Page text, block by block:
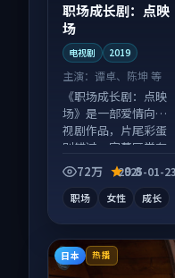
职场成长剧：点映
场
电视剧 2019
主演： 谭卓、陈坤 等
《职场成长剧：点映
场》是一部爱情向电
视剧作品，片尾彩蛋
别错过，字幕区常有
惊喜。
72万 9.8
2025-01-23
职场 女性 成长
日本 热播